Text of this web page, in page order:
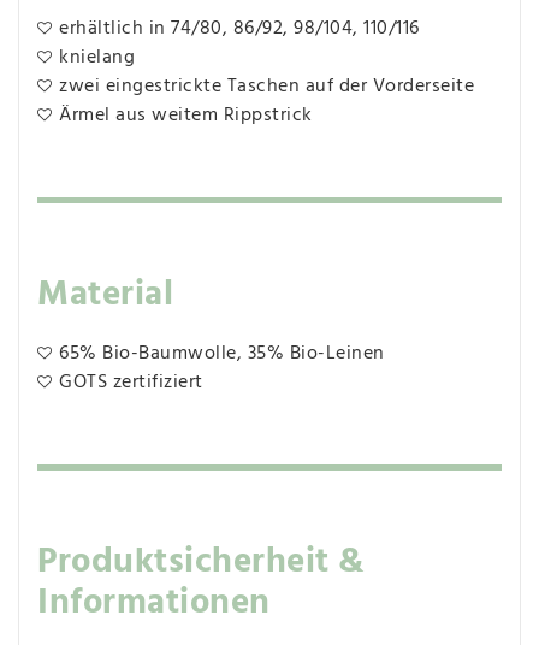
erhältlich in 74/80, 86/92, 98/104, 110/116
knielang
zwei eingestrickte Taschen auf der Vorderseite
Ärmel aus weitem Rippstrick
Material
65% Bio-Baumwolle, 35% Bio-Leinen
GOTS zertifiziert
Produktsicherheit &
Informationen